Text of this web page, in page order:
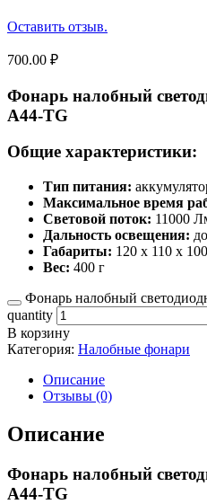
Оставить отзыв.
700.00 ₽
Фонарь налобный
A44-TG
Общие характеристики:
Тип питания:
Максимальное время
Световой поток: 11000
Дальность освещения:
Габариты: 120 х 110 х
Вес: 400 г
Фонарь налобный
quantity
В корзину
Категория: Налобные фонари
Описание
Отзывы (0)
Описание
Фонарь налобный
A44-TG